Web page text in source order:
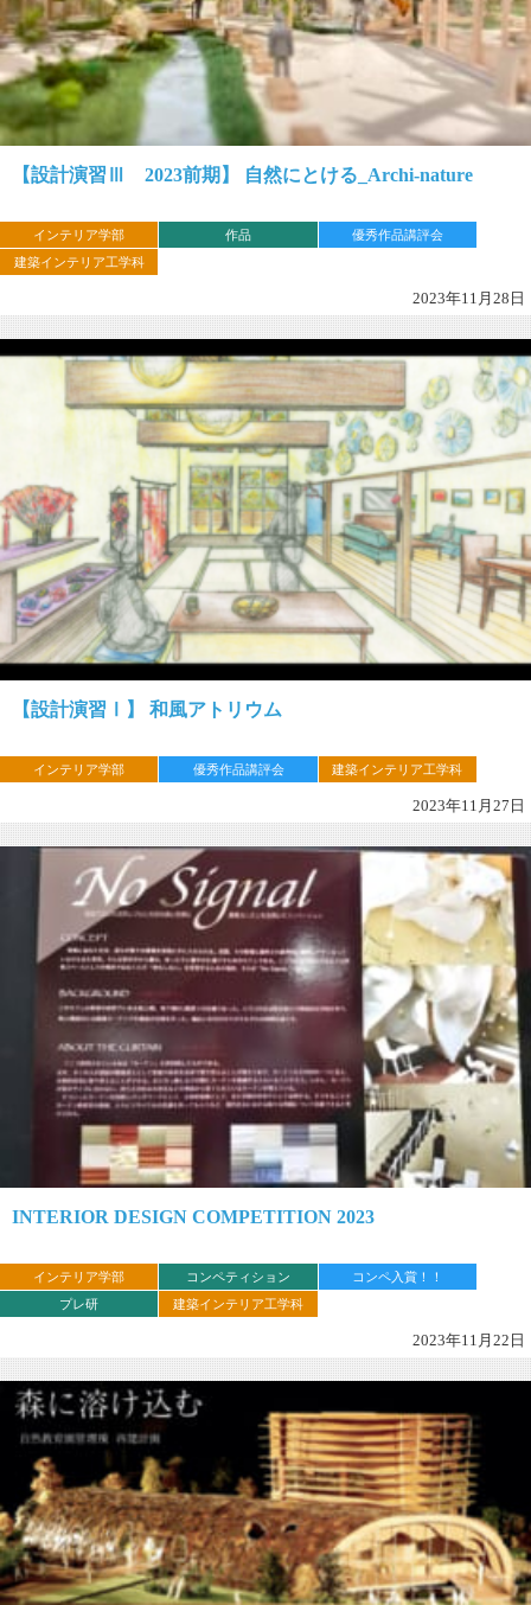
【設計演習Ⅲ 2023前期】 自然にとける_Archi-nature
インテリア学部 作品
優秀作品講評会
建築インテリア工学科
2023年11月28日
【設計演習Ⅰ】 和風アトリウム
インテリア学部 優秀作品講評会 建築インテリア工学科
2023年11月27日
INTERIOR DESIGN COMPETITION 2023
インテリア学部 コンペティション
コンペ入賞！！
プレ研
建築インテリア工学科
2023年11月22日